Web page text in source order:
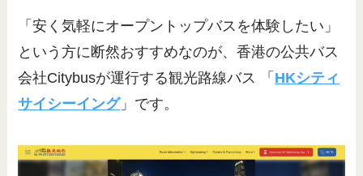
「安く気軽にオープントップバスを体験したい」
という方に断然おすすめなのが、香港の公共バス
会社Citybusが運行する観光路線バス 「 HKシティ
サイシーイング」です。